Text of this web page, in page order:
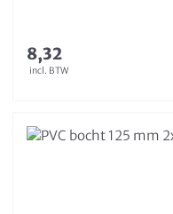
8,32
incl. BTW